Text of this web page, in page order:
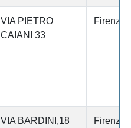
VIA PIETRO
CAIANI 33
Firenze
VIA BARDINI,18 Firenze